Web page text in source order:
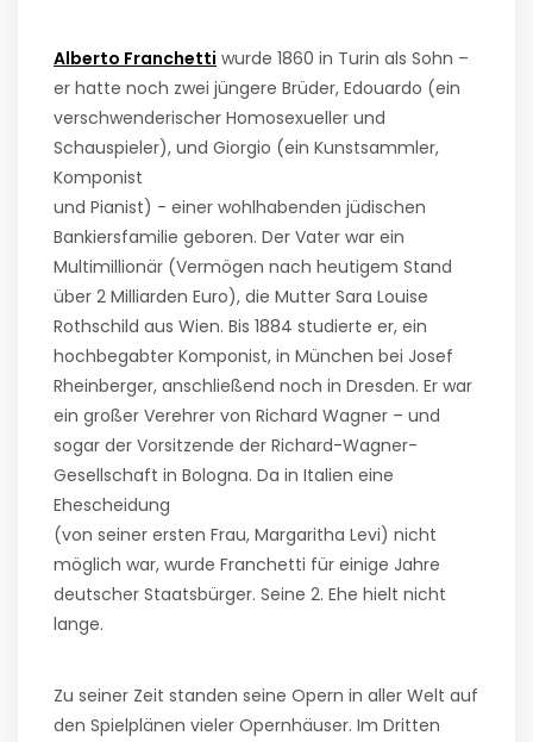
Alberto Franchetti wurde 1860 in Turin als Sohn –
er hatte noch zwei jüngere Brüder, Edouardo (ein
verschwenderischer Homosexueller und
Schauspieler), und Giorgio (ein Kunstsammler,
Komponist
und Pianist) - einer wohlhabenden jüdischen
Bankiersfamilie geboren. Der Vater war ein
Multimillionär (Vermögen nach heutigem Stand
über 2 Milliarden Euro), die Mutter Sara Louise
Rothschild aus Wien. Bis 1884 studierte er, ein
hochbegabter Komponist, in München bei Josef
Rheinberger, anschließend noch in Dresden. Er war
ein großer Verehrer von Richard Wagner – und
sogar der Vorsitzende der Richard-Wagner-
Gesellschaft in Bologna. Da in Italien eine
Ehescheidung
(von seiner ersten Frau, Margaritha Levi) nicht
möglich war, wurde Franchetti für einige Jahre
deutscher Staatsbürger. Seine 2. Ehe hielt nicht
lange.
Zu seiner Zeit standen seine Opern in aller Welt auf
den Spielplänen vieler Opernhäuser. Im Dritten